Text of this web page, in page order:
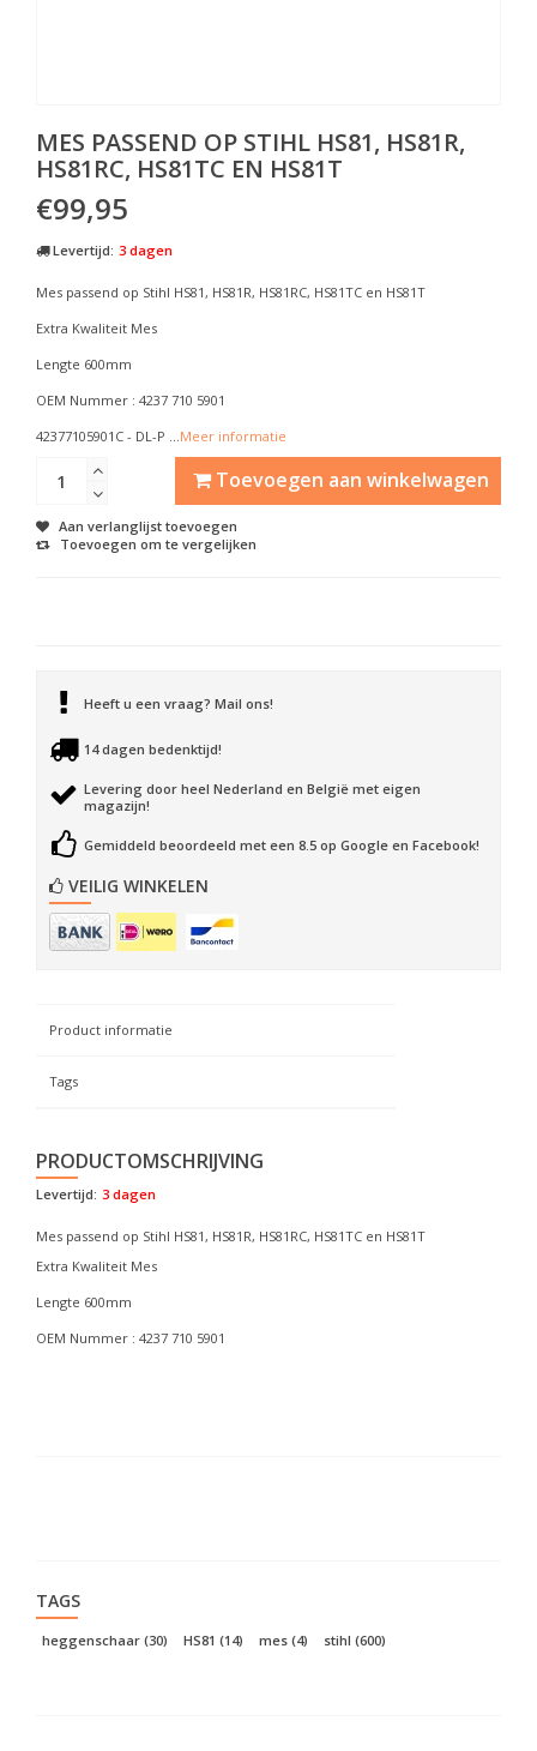
MES PASSEND OP STIHL HS81, HS81R,
HS81RC, HS81TC EN HS81T
€99,95
Levertijd: 3 dagen
Mes passend op Stihl HS81, HS81R, HS81RC, HS81TC en HS81T
Extra Kwaliteit Mes
Lengte 600mm
OEM Nummer : 4237 710 5901
42377105901C - DL-P ...Meer informatie
Toevoegen aan winkelwagen
Aan verlanglijst toevoegen
Toevoegen om te vergelijken
Heeft u een vraag? Mail ons!
14 dagen bedenktijd!
Levering door heel Nederland en België met eigen
magazijn!
Gemiddeld beoordeeld met een 8.5 op Google en Facebook!
VEILIG WINKELEN
Product informatie
Tags
PRODUCTOMSCHRIJVING
Levertijd: 3 dagen
Mes passend op Stihl HS81, HS81R, HS81RC, HS81TC en HS81T
Extra Kwaliteit Mes
Lengte 600mm
OEM Nummer : 4237 710 5901
TAGS
heggenschaar (30) HS81 (14) mes (4) stihl (600)